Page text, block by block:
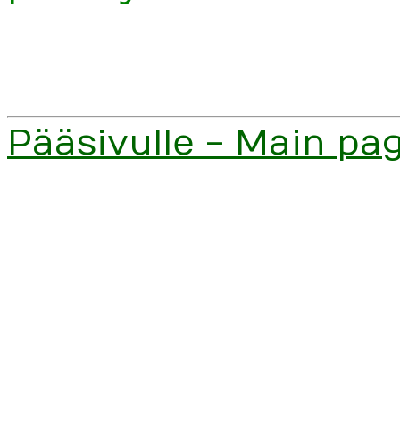
Pääsivulle - Main